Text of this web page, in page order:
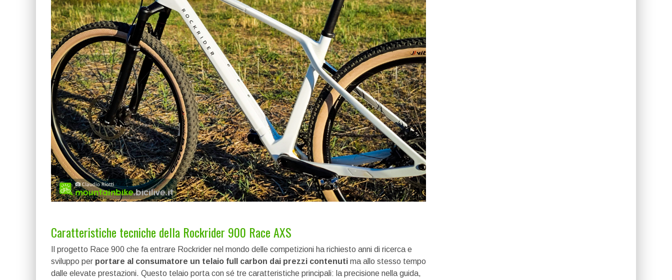
Caratteristiche tecniche della Rockrider 900 Race AXS
Il progetto Race 900 che fa entrare Rockrider nel mondo delle competizioni ha richiesto anni di ricerca e
sviluppo per portare al consumatore un telaio full carbon dai prezzi contenuti ma allo stesso tempo
dalle elevate prestazioni. Questo telaio porta con sé tre caratteristiche principali: la precisione nella guida,